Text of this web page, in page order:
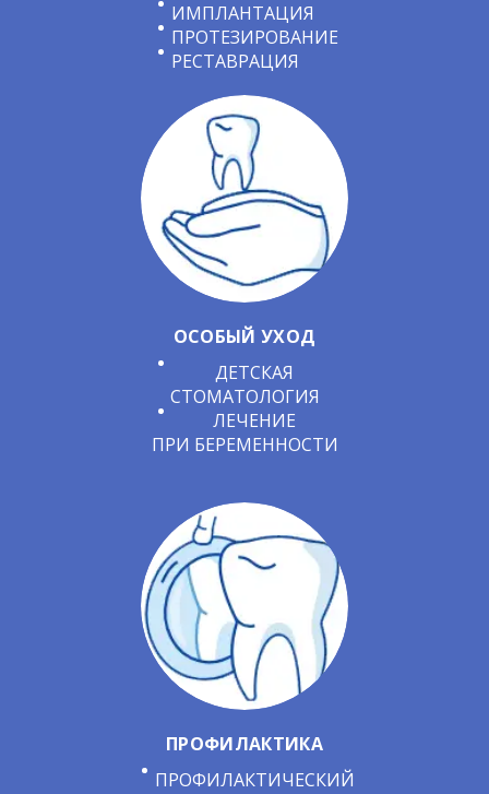
ИМПЛАНТАЦИЯ
ПРОТЕЗИРОВАНИЕ
РЕСТАВРАЦИЯ
ОСОБЫЙ УХОД
ДЕТСКАЯ
СТОМАТОЛОГИЯ
ЛЕЧЕНИЕ
ПРИ БЕРЕМЕННОСТИ
ПРОФИЛАКТИКА
ПРОФИЛАКТИЧЕСКИЙ